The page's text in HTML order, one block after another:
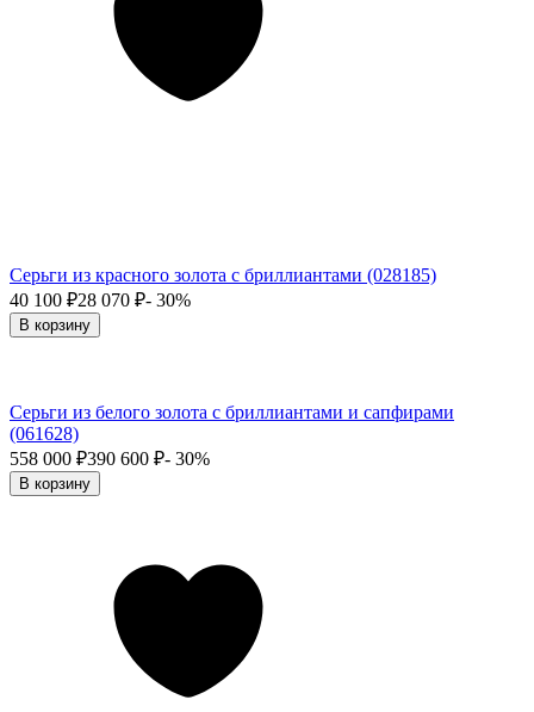
Серьги из белого золота с бриллиантами и сапфирами
(061628)
558 000 ₽390 600 ₽- 30%
В корзину
Серьги из красного золота с бриллиантами (028185)
40 100 ₽28 070 ₽- 30%
В корзину